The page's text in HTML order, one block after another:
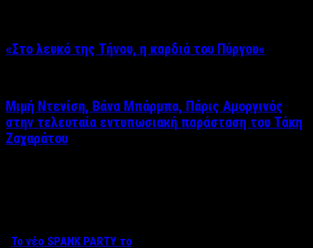
«Στο λευκό της Τήνου, η καρδιά του Πύργου»
Μιμή Ντενίση, Βάνα Μπάρμπα, Πάρις Αμοργινός
στην τελευταία εντυπωσιακή παράσταση του Τάκη
Ζαχαράτου
Το νέο SPANK PARTY το